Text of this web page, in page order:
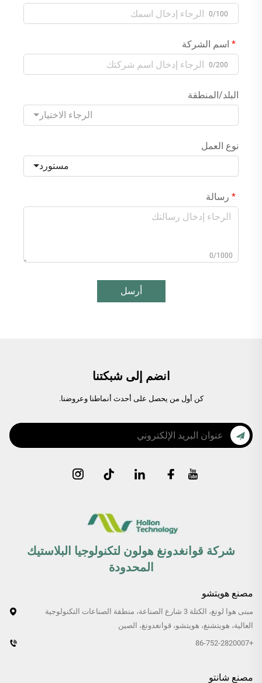
0/100
اسم الشركة
0/200
البلد/المنطقة
الرجاء الاختيار
نوع العمل
مستورد
رسالة
0/1000
أرسل
انضم إلى شبكتنا
كن أول من يحصل على أحدث أنماطنا وعروضنا.
شركة قوانغدونغ هولون لتكنولوجيا البلاستيك
المحدودة
مصنع هويتشو
مبنى هوا لونغ، الكتلة 3 شارع الصناعة، منطقة الصناعات التكنولوجية
العالية، هويتشنغ، هويتشو، قوانغدونغ، الصين
+86-752-2820007
مصنع شانتو